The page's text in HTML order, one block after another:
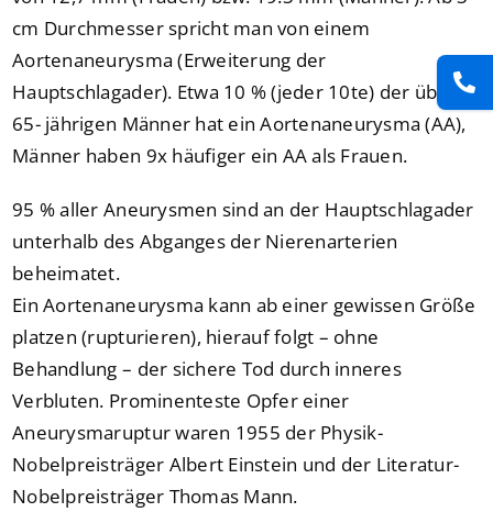
cm Durchmesser spricht man von einem
Aortenaneurysma (Erweiterung der
Hauptschlagader). Etwa 10 % (jeder 10te) der über
65- jährigen Männer hat ein Aortenaneurysma (AA),
Männer haben 9x häufiger ein AA als Frauen.
95 % aller Aneurysmen sind an der Hauptschlagader
unterhalb des Abganges der Nierenarterien
beheimatet.
Ein Aortenaneurysma kann ab einer gewissen Größe
platzen (rupturieren), hierauf folgt – ohne
Behandlung – der sichere Tod durch inneres
Verbluten. Prominenteste Opfer einer
Aneurysmaruptur waren 1955 der Physik-
Nobelpreisträger Albert Einstein und der Literatur-
Nobelpreisträger Thomas Mann.